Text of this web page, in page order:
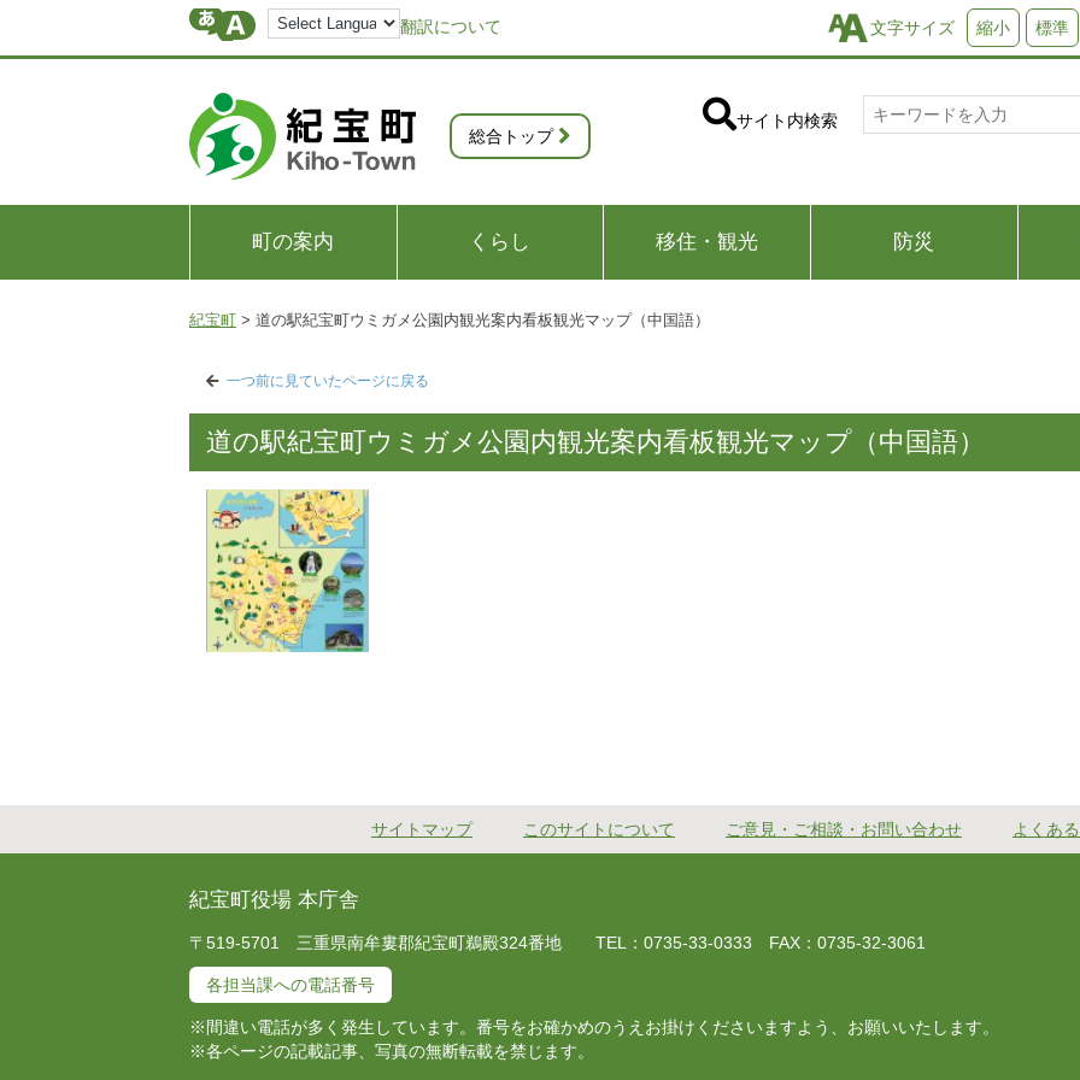
翻訳について 文字サイズ 縮小 標準
総合トップ
サイト内検索
町の案内 くらし 移住・観光 防災
紀宝町 > 道の駅紀宝町ウミガメ公園内観光案内看板観光マップ（中国語）
一つ前に見ていたページに戻る
道の駅紀宝町ウミガメ公園内観光案内看板観光マップ（中国語）
サイトマップ このサイトについて ご意見・ご相談・お問い合わせ よくあ
紀宝町役場 本庁舎
〒519-5701 三重県南牟婁郡紀宝町鵜殿324番地 TEL：0735-33-0333 FAX：0735-32-3061
各担当課への電話番号
※間違い電話が多く発生しています。番号をお確かめのうえお掛けくださいますよう、お願いいたします。
※各ページの記載記事、写真の無断転載を禁じます。